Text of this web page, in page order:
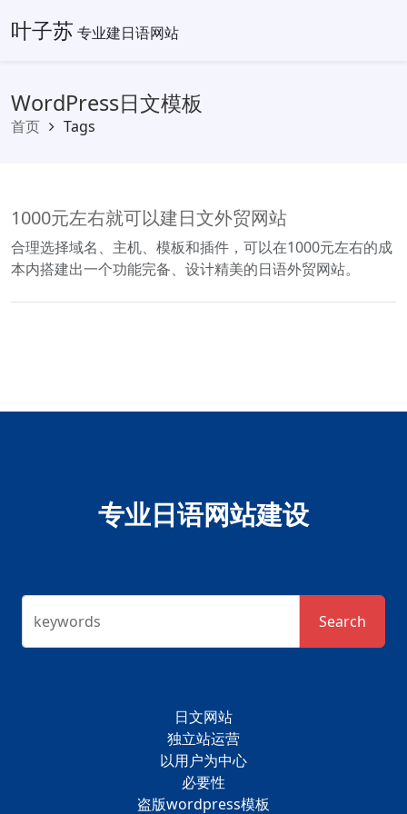
叶子苏 专业建日语网站
WordPress日文模板
首页 Tags
1000元左右就可以建日文外贸网站
合理选择域名、主机、模板和插件，可以在1000元左右的成
本内搭建出一个功能完备、设计精美的日语外贸网站。
专业日语网站建设
keywords Search
日文网站
独立站运营
以用户为中心
必要性
盗版wordpress模板